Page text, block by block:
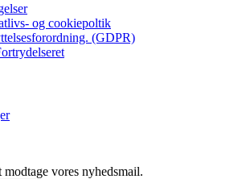
og cookiepoltik
(GDPR)
vores nyhedsmail.